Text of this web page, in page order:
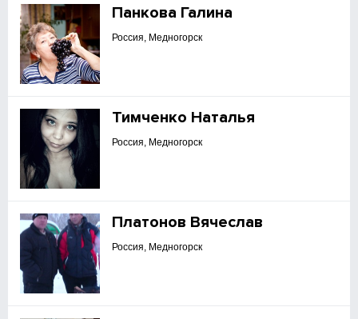
Панкова Галина
Россия, Медногорск
Тимченко Наталья
Россия, Медногорск
Платонов Вячеслав
Россия, Медногорск